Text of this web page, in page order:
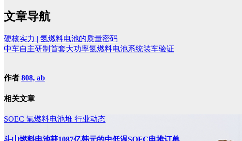
文章导航
硬核实力 | 氢燃料电池的质量密码
中车自主研制首套大功率氢燃料电池系统装车验证
作者 808, ab
相关文章
SOEC 氢燃料电池堆 行业动态